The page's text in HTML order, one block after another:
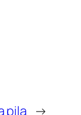
pila →